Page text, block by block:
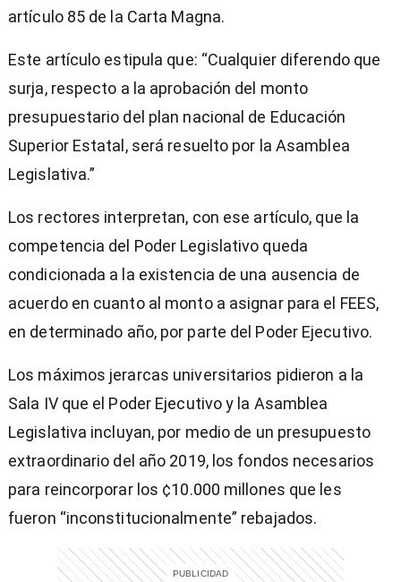
artículo 85 de la Carta Magna.
Este artículo estipula que: “Cualquier diferendo que
surja, respecto a la aprobación del monto
presupuestario del plan nacional de Educación
Superior Estatal, será resuelto por la Asamblea
Legislativa.”
Los rectores interpretan, con ese artículo, que la
competencia del Poder Legislativo queda
condicionada a la existencia de una ausencia de
acuerdo en cuanto al monto a asignar para el FEES,
en determinado año, por parte del Poder Ejecutivo.
Los máximos jerarcas universitarios pidieron a la
Sala IV que el Poder Ejecutivo y la Asamblea
Legislativa incluyan, por medio de un presupuesto
extraordinario del año 2019, los fondos necesarios
para reincorporar los ¢10.000 millones que les
fueron “inconstitucionalmente” rebajados.